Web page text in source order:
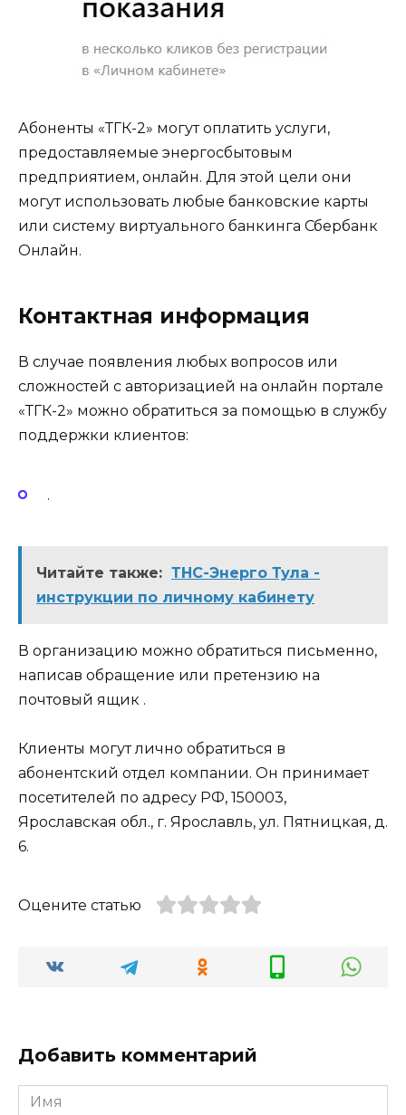
Абоненты «ТГК-2» могут оплатить услуги,
предоставляемые энергосбытовым
предприятием, онлайн. Для этой цели они
могут использовать любые банковские карты
или систему виртуального банкинга Сбербанк
Онлайн.
Контактная информация
В случае появления любых вопросов или
сложностей с авторизацией на онлайн портале
«ТГК-2» можно обратиться за помощью в службу
поддержки клиентов:
.
Читайте также: ТНС-Энерго Тула -
инструкции по личному кабинету
В организацию можно обратиться письменно,
написав обращение или претензию на
почтовый ящик .
Клиенты могут лично обратиться в
абонентский отдел компании. Он принимает
посетителей по адресу РФ, 150003,
Ярославская обл., г. Ярославль, ул. Пятницкая, д.
6.
Оцените статью
Добавить комментарий
Имя